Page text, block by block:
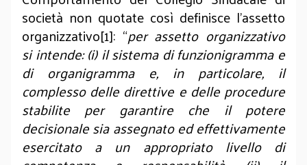
società non quotate così definisce l’assetto
organizzativo[1]: “per assetto organizzativo
si intende: (i) il sistema di funzionigramma e
di organigramma e, in particolare, il
complesso delle direttive e delle procedure
stabilite per garantire che il potere
decisionale sia assegnato ed effettivamente
esercitato a un appropriato livello di